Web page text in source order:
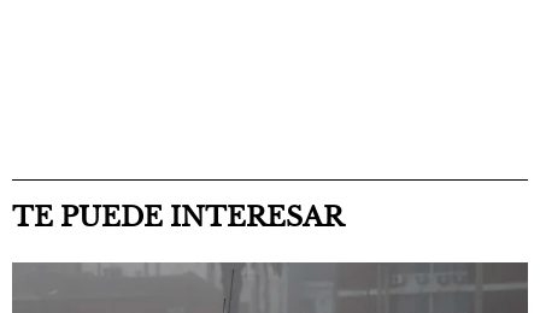
TE PUEDE INTERESAR